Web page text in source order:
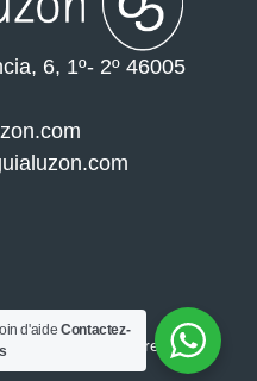
6, 1º- 2º 46005
Todos los derechos
d'aide Contactez-